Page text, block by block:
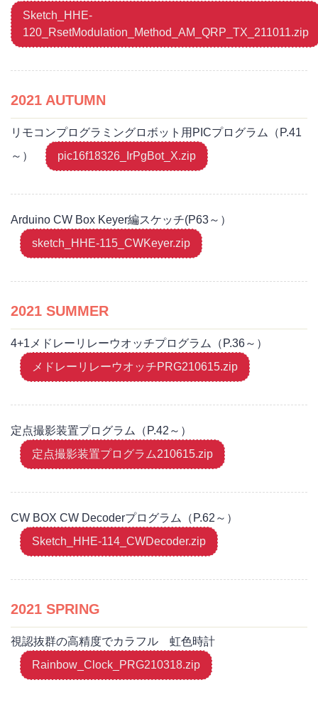
Sketch_HHE-
120_RsetModulation_Method_AM_QRP_TX_211011.zip
2021 AUTUMN
リモコンプログラミングロボット用PICプログラム（P.41
～）
pic16f18326_IrPgBot_X.zip
Arduino CW Box Keyer編スケッチ(P63～）
sketch_HHE-115_CWKeyer.zip
2021 SUMMER
4+1メドレーリレーウオッチプログラム（P.36～）
メドレーリレーウオッチPRG210615.zip
定点撮影装置プログラム（P.42～）
定点撮影装置プログラム210615.zip
CW BOX CW Decoderプログラム（P.62～）
Sketch_HHE-114_CWDecoder.zip
2021 SPRING
視認抜群の高精度でカラフル 虹色時計
Rainbow_Clock_PRG210318.zip